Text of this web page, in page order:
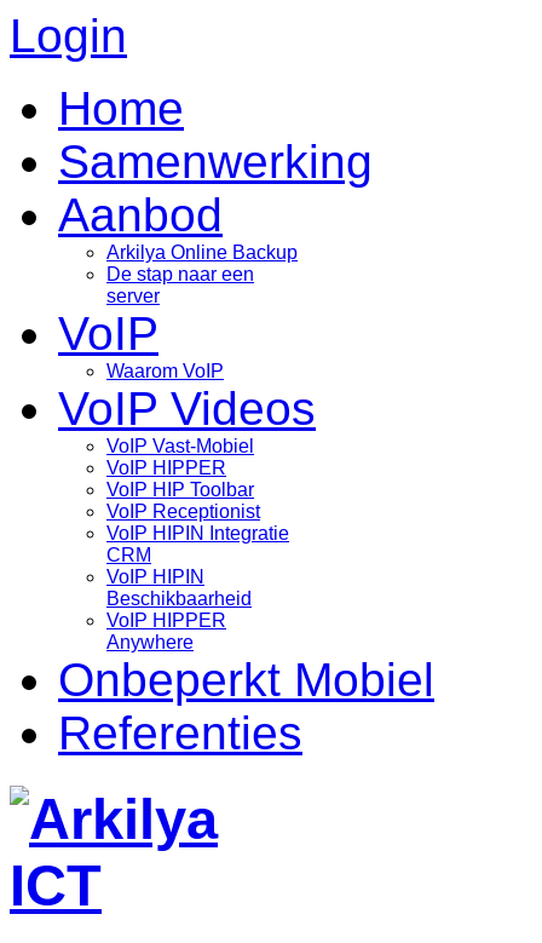
Login
Home
Samenwerking
Aanbod
Arkilya Online Backup
De stap naar een
server
VoIP
Waarom VoIP
VoIP Videos
VoIP Vast-Mobiel
VoIP HIPPER
VoIP HIP Toolbar
VoIP Receptionist
VoIP HIPIN Integratie
CRM
VoIP HIPIN
Beschikbaarheid
VoIP HIPPER
Anywhere
Onbeperkt Mobiel
Referenties